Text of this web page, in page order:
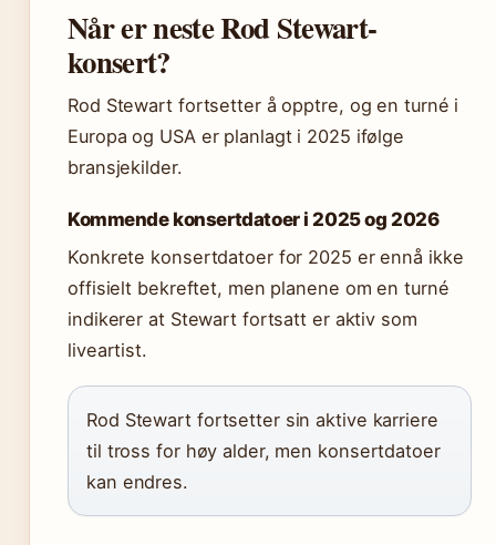
Når er neste Rod Stewart-
konsert?
Rod Stewart fortsetter å opptre, og en turné i
Europa og USA er planlagt i 2025 ifølge
bransjekilder.
Kommende konsertdatoer i 2025 og 2026
Konkrete konsertdatoer for 2025 er ennå ikke
offisielt bekreftet, men planene om en turné
indikerer at Stewart fortsatt er aktiv som
liveartist.
Rod Stewart fortsetter sin aktive karriere
til tross for høy alder, men konsertdatoer
kan endres.